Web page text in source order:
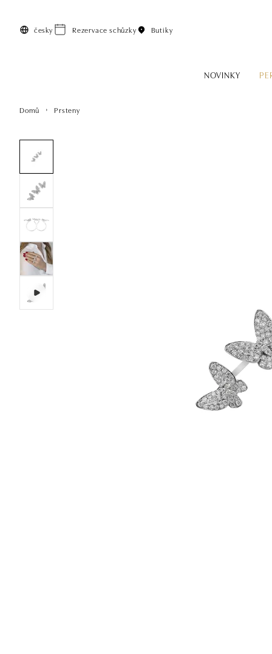
česky Rezervace schůzky Butiky
NOVINKY
Domů Prsteny